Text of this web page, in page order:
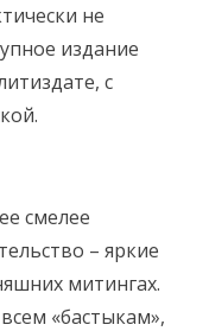
не
издание
с
смелее
– яркие
митингах.
«бастыкам»,